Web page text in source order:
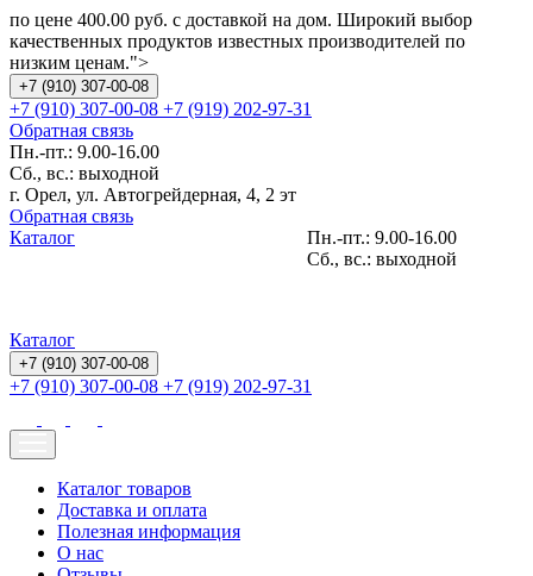
по цене 400.00 руб. с доставкой на дом. Широкий выбор
качественных продуктов известных производителей по
низким ценам.">
+7 (910) 307-00-08
+7 (910) 307-00-08 +7 (919) 202-97-31
Обратная связь
Пн.-пт.: 9.00-16.00
Сб., вс.: выходной
г. Орел, ул. Автогрейдерная, 4, 2 эт
Обратная связь
Пн.-пт.: 9.00-16.00
Сб., вс.: выходной
Каталог
Каталог
+7 (910) 307-00-08
+7 (910) 307-00-08 +7 (919) 202-97-31
Каталог товаров
Доставка и оплата
Полезная информация
О нас